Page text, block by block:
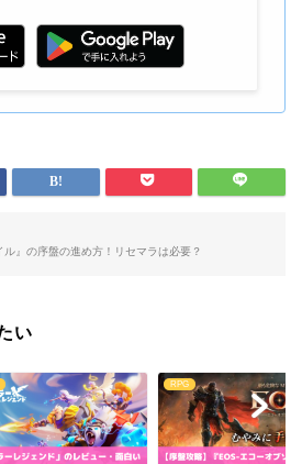
ル』の序盤の進め方！リセマラは必要？
い
RPG